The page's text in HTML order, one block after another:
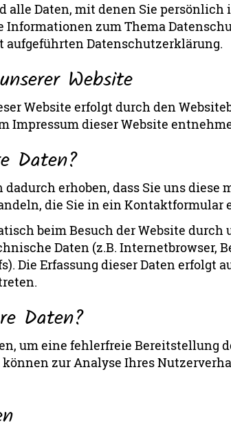
alle Daten, mit denen Sie
zum Thema
aufgeführten Datenschutzerklärung.
Website
Website erfolgt durch den
Impressum dieser Website
Daten?
erhoben, dass Sie uns diese
die Sie in ein Kontaktformular
beim Besuch der Website durch
Daten (z.B. Internetbrowser,
Die Erfassung dieser Daten erfolgt
Daten?
um eine fehlerfreie Bereitstellung
zur Analyse Ihres